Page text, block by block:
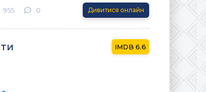
955 0 Дивитися онлайн
6.6